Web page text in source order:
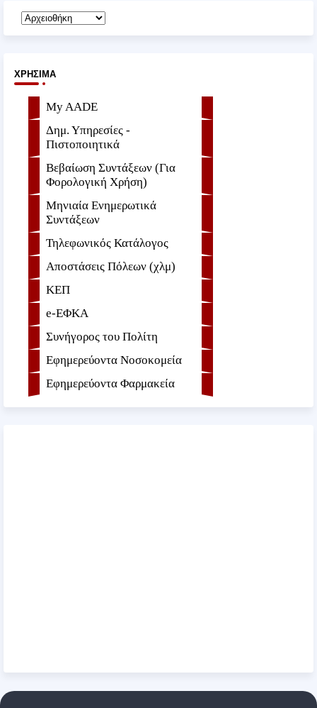
ΧΡΉΣΙΜΑ
My AADE
Δημ. Υπηρεσίες -
Πιστοποιητικά
Βεβαίωση Συντάξεων (Για
Φορολογική Χρήση)
Μηνιαία Ενημερωτικά
Συντάξεων
Τηλεφωνικός Κατάλογος
Αποστάσεις Πόλεων (χλμ)
ΚΕΠ
e-ΕΦKA
Συνήγορος του Πολίτη
Εφημερεύοντα Νοσοκομεία
Εφημερεύοντα Φαρμακεία